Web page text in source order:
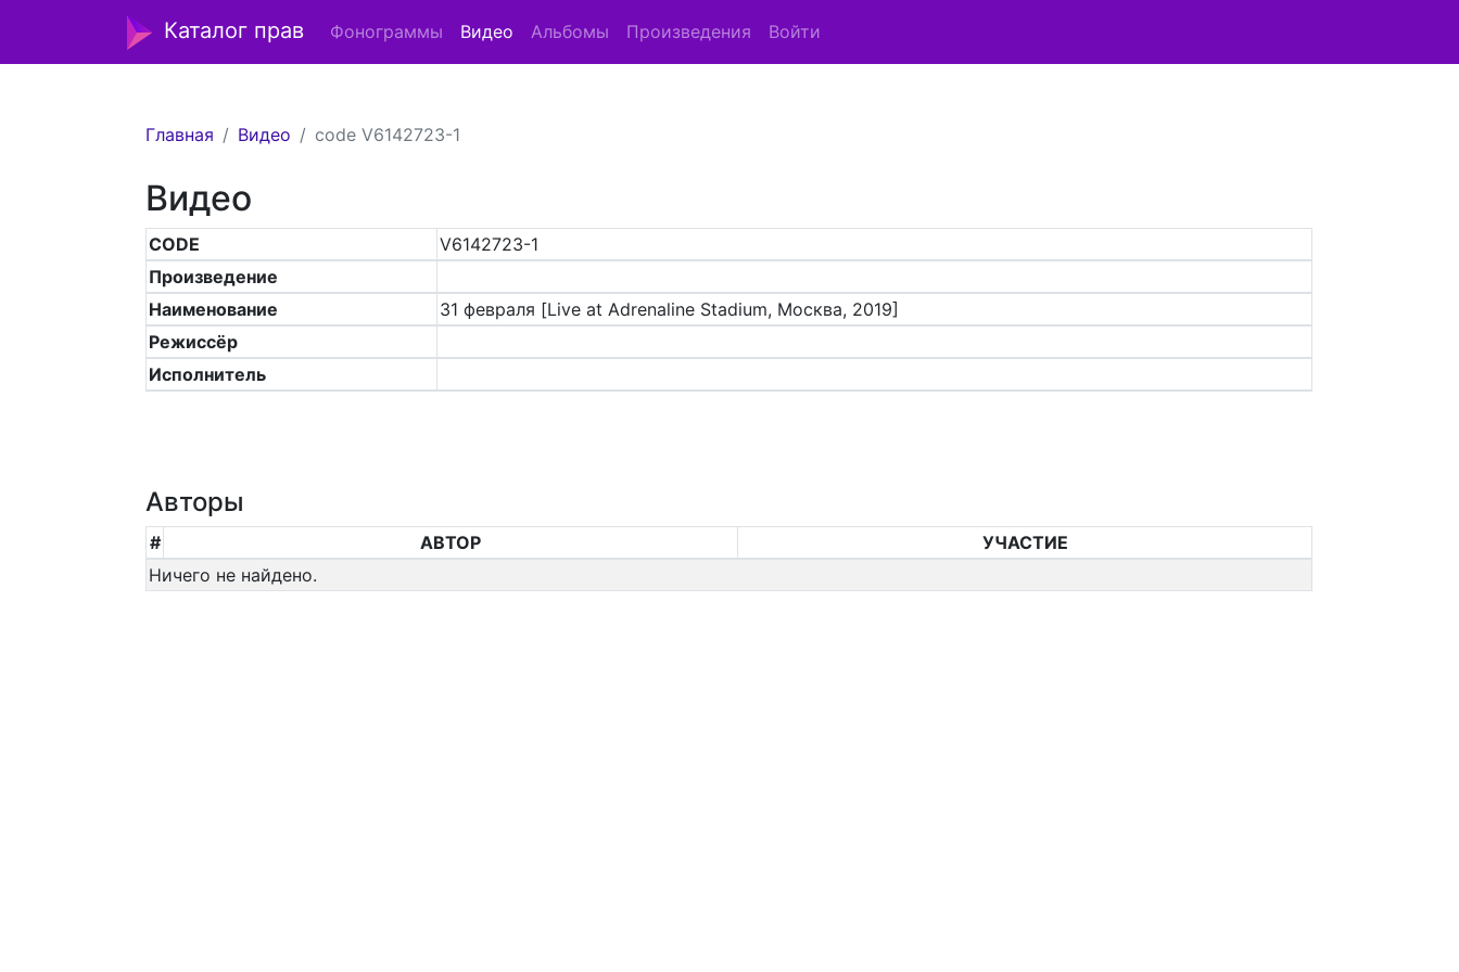
Каталог прав Фонограммы Видео Альбомы Произведения Войти
Главная Видео code V6142723-1
Видео
CODE
V6142723-1
Произведение
Наименование
31 февраля [Live at Adrenaline Stadium, Москва, 2019]
Режиссёр
Исполнитель
Авторы
# АВТОР
УЧАСТИЕ
Ничего не найдено.